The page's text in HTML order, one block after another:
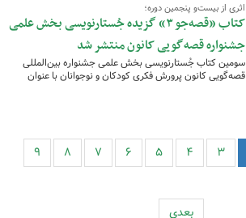
اثری از بیست‌و پنجمین دوره؛
کتاب «قصه‌جو ۳» گزیده جُستارنویسی بخش علمی
جشنواره قصه‌گویی کانون منتشر شد
سومین کتاب جُستارنویسی بخش علمی جشنواره بین‌المللی
قصه‌گویی کانون پرورش فکری کودکان و نوجوانان با عنوان
۳ ۴ ۵ ۶ ۷ ۸ ۹
بعدی